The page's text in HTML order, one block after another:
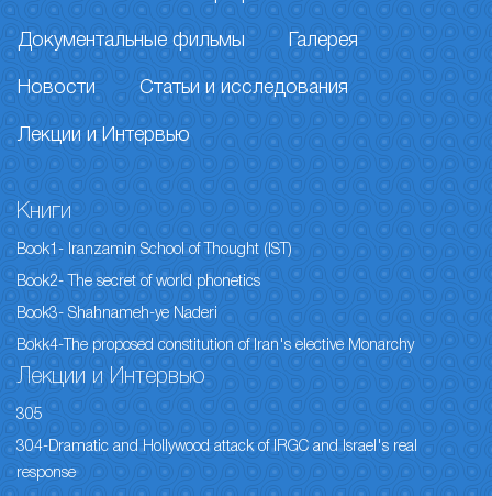
Документальные фильмы Галерея
Новости Статьи и исследования
Лекции и Интервью
Книги
Book1- Iranzamin School of Thought (IST)
Book2- The secret of world phonetics
Book3- Shahnameh-ye Naderi
Bokk4-The proposed constitution of Iran's elective Monarchy
Лекции и Интервью
305
304-Dramatic and Hollywood attack of IRGC and Israel's real
response